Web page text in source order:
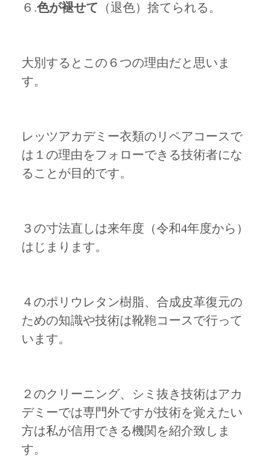
６.色が褪せて （退色）捨てられる。
大別するとこの６つの理由だと思いま
す。
レッツアカデミー衣類のリペアコースで
は１の理由をフォローできる技術者にな
ることが目的です。
３の寸法直しは来年度（令和4年度から）
はじまります。
４のポリウレタン樹脂、合成皮革復元の
ための知識や技術は靴鞄コースで行って
います。
２のクリーニング、シミ抜き技術はアカ
デミーでは専門外ですが技術を覚えたい
方は私が信用できる機関を紹介致しま
す。